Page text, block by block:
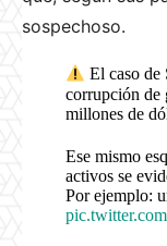
sospechoso.
El caso de
corrupción de
millones de
Ese mismo
activos se
Por ejemplo: